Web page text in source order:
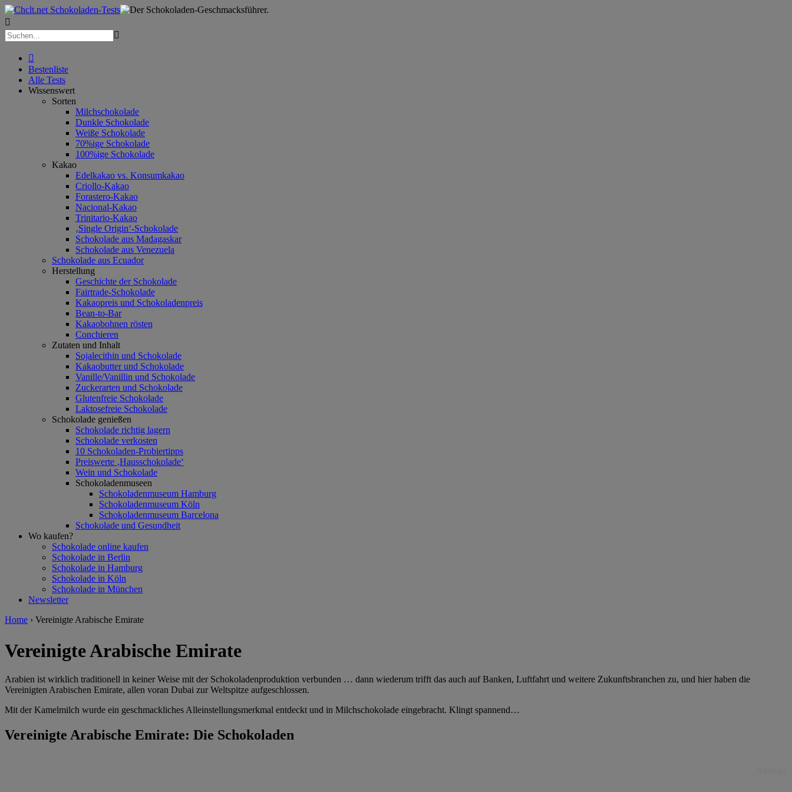



Bestenliste
Alle Tests
Wissenswert
Sorten
Milchschokolade
Dunkle Schokolade
Weiße Schokolade
70%ige Schokolade
100%ige Schokolade
Kakao
Edelkakao vs. Konsumkakao
Criollo-Kakao
Forastero-Kakao
Nacional-Kakao
Trinitario-Kakao
‚Single Origin‘-Schokolade
Schokolade aus Madagaskar
Schokolade aus Venezuela
Schokolade aus Ecuador
Herstellung
Geschichte der Schokolade
Fairtrade-Schokolade
Kakaopreis und Schokoladenpreis
Bean-to-Bar
Kakaobohnen rösten
Conchieren
Zutaten und Inhalt
Sojalecithin und Schokolade
Kakaobutter und Schokolade
Vanille/Vanillin und Schokolade
Zuckerarten und Schokolade
Glutenfreie Schokolade
Laktosefreie Schokolade
Schokolade genießen
Schokolade richtig lagern
Schokolade verkosten
10 Schokoladen-Probiertipps
Preiswerte ‚Hausschokolade‘
Wein und Schokolade
Schokoladenmuseen
Schokoladenmuseum Hamburg
Schokoladenmuseum Köln
Schokoladenmuseum Barcelona
Schokolade und Gesundheit
Wo kaufen?
Schokolade online kaufen
Schokolade in Berlin
Schokolade in Hamburg
Schokolade in Köln
Schokolade in München
Newsletter
Home › Vereinigte Arabische Emirate
Vereinigte Arabische Emirate
Arabien ist wirklich traditionell in keiner Weise mit der Schokoladenproduktion verbunden … dann wiederum trifft das auch auf Banken, Luftfahrt und weitere Zukunftsbranchen zu, und hier haben die
Vereinigten Arabischen Emirate, allen voran Dubai zur Weltspitze aufgeschlossen.
Mit der Kamelmilch wurde ein geschmackliches Alleinstellungsmerkmal entdeckt und in Milchschokolade eingebracht. Klingt spannend…
Vereinigte Arabische Emirate: Die Schokoladen